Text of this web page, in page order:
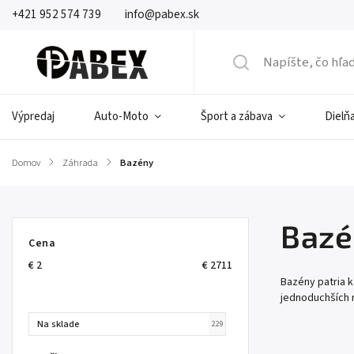
+421 952 574 739 info@pabex.sk
Výpredaj Auto-Moto Šport a zábava
Domov / Záhrada / Bazény
Cena
€ 2 € 2711
Na sklade 229
Bazény patria
jednoduchších